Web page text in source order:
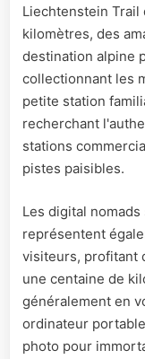
Liechtenstein Trail
kilomètres, des
destination alpine
collectionnant les
petite station
recherchant
stations
pistes paisibles.
Les digital
représentent
visiteurs, profitant
une centaine de
généralement en
ordinateur
photo pour